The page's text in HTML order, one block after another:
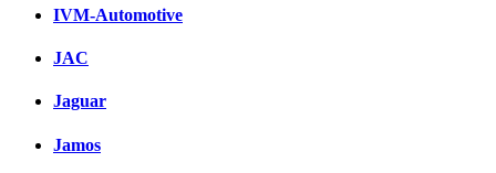
IVM-Automotive
JAC
Jaguar
Jamos